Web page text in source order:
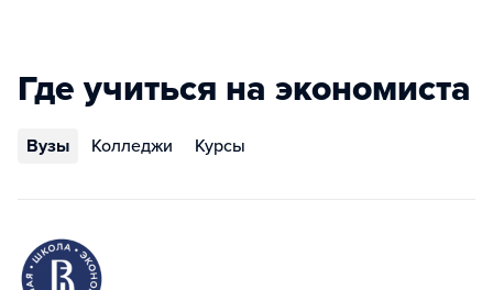
Где учиться на экономиста
Вузы Колледжи Курсы